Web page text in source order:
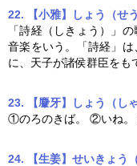
22. 【小雅】しょう（せ
「詩経（しきょう）」
音楽をいう。「詩経」
に、天子が諸侯群臣をも
23. 【麞牙】しょう（し
①のろのきば。 ②いね。
24. 【生姜】せいきょう